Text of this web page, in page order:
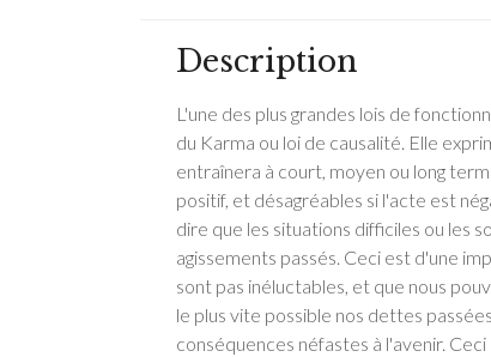
Description
L'une des plus grandes lois de
du Karma ou loi de causalité. Elle
entraînera à court, moyen ou long
positif, et désagréables si l'acte est
dire que les situations difficiles ou les
agissements passés. Ceci est d'une
sont pas inéluctables, et que nous
le plus vite possible nos dettes
conséquences néfastes à l'avenir.